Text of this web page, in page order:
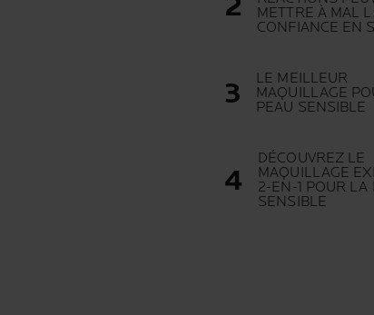
METTRE À MAL
CONFIANCE EN
LE MEILLEUR
MAQUILLAGE
PEAU SENSIBLE
DÉCOUVREZ LE
MAQUILLAGE
2-EN-1 POUR LA
SENSIBLE